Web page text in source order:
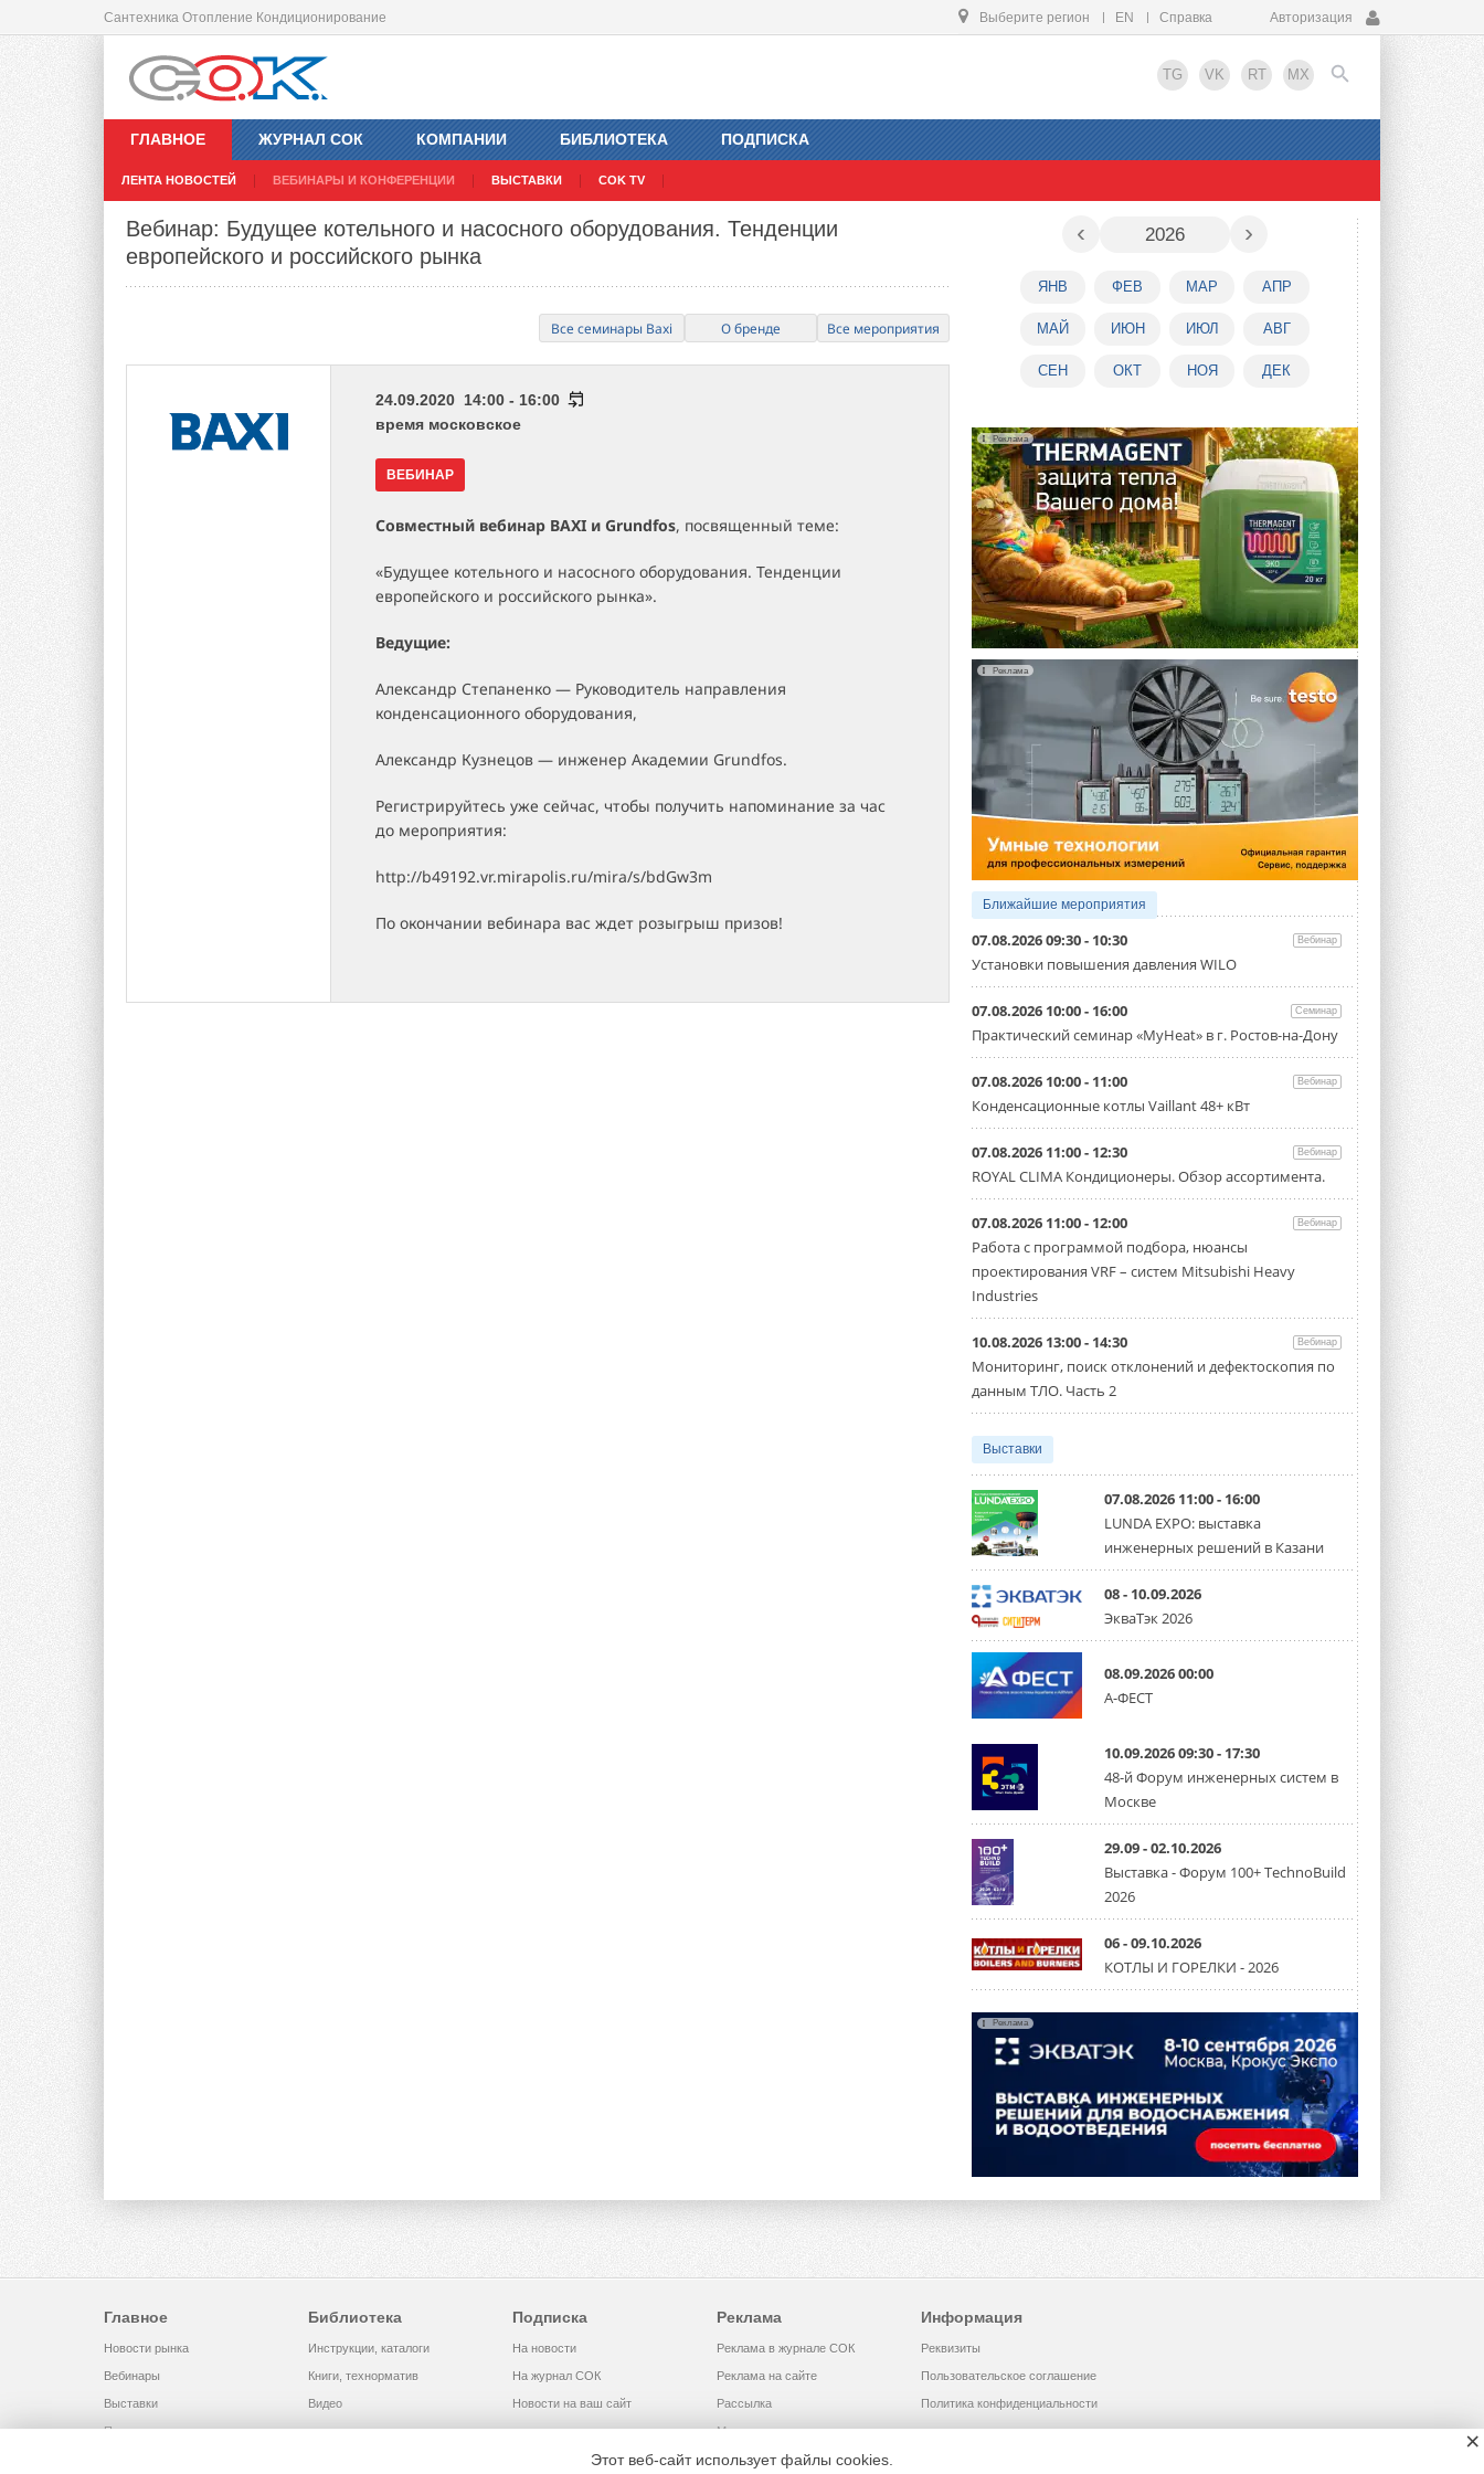
Сантехника Отопление Кондиционирование Выберите регион EN Справка Авторизация
TG VK RT MX
ГЛАВНОЕ
ЛЕНТА НОВОСТЕЙ ВЕБИНАРЫ И КОНФЕРЕНЦИИ ВЫСТАВКИ COK TV
ЖУРНАЛ СОК КОМПАНИИ БИБЛИОТЕКА ПОДПИСКА
EN
Вебинар: Будущее котельного и насосного оборудования. Тенденции
европейского и российского рынка
Все семинары Baxi О бренде Все мероприятия
24.09.2020 14:00 - 16:00
время московское
ВЕБИНАР
Cовместный вебинар BAXI и Grundfos, посвященный теме:
«Будущее котельного и насосного оборудования. Тенденции
европейского и российского рынка».
Ведущие:
Александр Степаненко — Руководитель направления
конденсационного оборудования,
Александр Кузнецов — инженер Академии Grundfos.
Регистрируйтесь уже сейчас, чтобы получить напоминание за час
до мероприятия:
http://b49192.vr.mirapolis.ru/mira/s/bdGw3m
По окончании вебинара вас ждет розыгрыш призов!
‹ 2026 ›
ЯНВ ФЕВ МАР АПР
МАЙ ИЮН ИЮЛ АВГ
СЕН ОКТ НОЯ ДЕК
Реклама
Реклама
Ближайшие мероприятия
07.08.2026 09:30 - 10:30 Вебинар
Установки повышения давления WILO
07.08.2026 10:00 - 16:00 Семинар
Практический семинар «MyHeat» в г. Ростов-на-Дону
07.08.2026 10:00 - 11:00 Вебинар
Конденсационные котлы Vaillant 48+ кВт
07.08.2026 11:00 - 12:30 Вебинар
ROYAL CLIMA Кондиционеры. Обзор ассортимента.
07.08.2026 11:00 - 12:00 Вебинар
Работа с программой подбора, нюансы
проектирования VRF – систем Mitsubishi Heavy
Industries
10.08.2026 13:00 - 14:30 Вебинар
Мониторинг, поиск отклонений и дефектоскопия по
данным ТЛО. Часть 2
Выставки
07.08.2026 11:00 - 16:00
LUNDA EXPO: выставка
инженерных решений в Казани
08 - 10.09.2026
ЭкваТэк 2026
08.09.2026 00:00
А-ФЕСТ
10.09.2026 09:30 - 17:30
48-й Форум инженерных систем в
Москве
29.09 - 02.10.2026
Выставка - Форум 100+ TechnoBuild
2026
06 - 09.10.2026
КОТЛЫ И ГОРЕЛКИ - 2026
Реклама
Главное
Новости рынка
Вебинары
Выставки
Помощь
Библиотека
Инструкции, каталоги
Книги, технорматив
Видео
Подписка
На новости
На журнал СОК
Новости на ваш сайт
Реклама
Реклама в журнале СОК
Реклама на сайте
Рассылка
Медиакит
Информация
Реквизиты
Пользовательское соглашение
Политика конфиденциальности
Этот веб-сайт использует файлы cookies.
×